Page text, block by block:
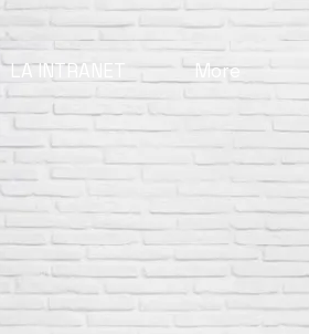
LA INTRANET More